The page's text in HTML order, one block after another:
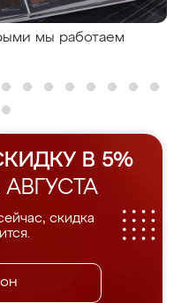
мы работаем
В 5%
скидка